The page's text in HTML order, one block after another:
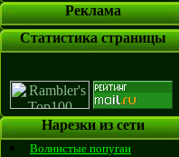
Реклама
Статистика страницы
Нарезки из сети
Волнистые попугаи